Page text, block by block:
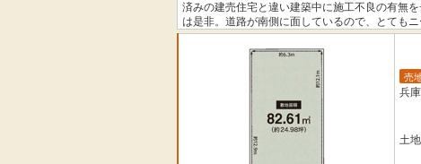
済みの建売住宅と違い建築中に施工不良の有無
は是非。道路が南側に面しているので、とても
トいたします。不動産に関してどのようなこと
売
兵
土